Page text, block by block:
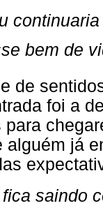
bem de
de
foi a
alguém já
fica